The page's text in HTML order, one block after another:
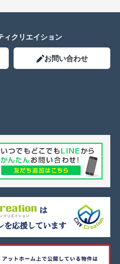
ィクリエイション
お問い合わせ